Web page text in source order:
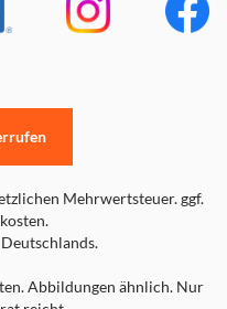
PopTop aus - geht
unten und drehe ihn um
Mehrwertsteuer. ggf.
Abbildungen ähnlich. Nur